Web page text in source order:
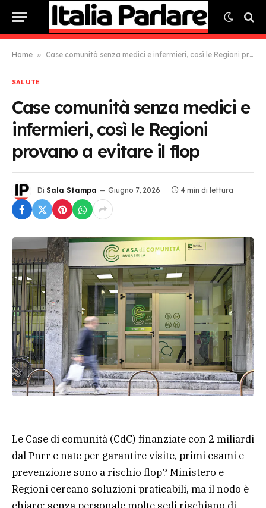
Home » Case comunità senza medici e infermieri, così le Regioni provano a evitare il flop
SALUTE
Case comunità senza medici e
infermieri, così le Regioni
provano a evitare il flop
Di Sala Stampa Giugno 7, 2026 4 min di lettura
Le Case di comunità (CdC) finanziate con 2 miliardi
dal Pnrr e nate per garantire visite, primi esami e
prevenzione sono a rischio flop? Ministero e
Regioni cercano soluzioni praticabili, ma il nodo è